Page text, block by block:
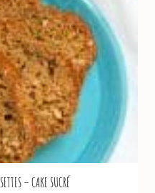
– CAKE SUCRÉ